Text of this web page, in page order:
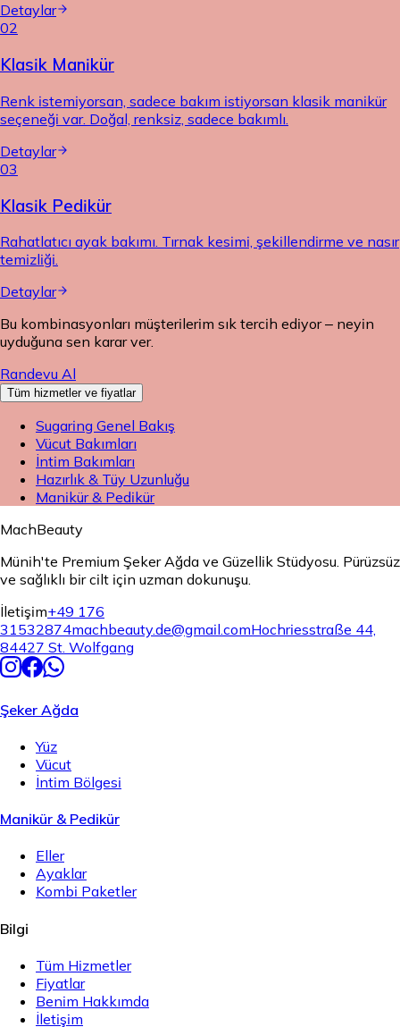
Detaylar
02
Klasik Manikür
Renk istemiyorsan, sadece bakım istiyorsan klasik manikür
seçeneği var. Doğal, renksiz, sadece bakımlı.
Detaylar
03
Klasik Pedikür
Rahatlatıcı ayak bakımı. Tırnak kesimi, şekillendirme ve nasır
temizliği.
Detaylar
Bu kombinasyonları müşterilerim sık tercih ediyor – neyin
uyduğuna sen karar ver.
Randevu Al
Tüm hizmetler ve fiyatlar
Sugaring Genel Bakış
Vücut Bakımları
İntim Bakımları
Hazırlık & Tüy Uzunluğu
Manikür & Pedikür
MachBeauty
Münih'te Premium Şeker Ağda ve Güzellik Stüdyosu. Pürüzsüz
ve sağlıklı bir cilt için uzman dokunuşu.
İletişim+49 176
31532874machbeauty.de@gmail.comHochriesstraße 44,
84427 St. Wolfgang
Şeker Ağda
Yüz
Vücut
İntim Bölgesi
Manikür & Pedikür
Eller
Ayaklar
Kombi Paketler
Bilgi
Tüm Hizmetler
Fiyatlar
Benim Hakkımda
İletişim